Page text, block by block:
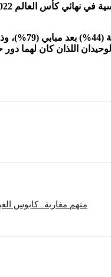
أما على مستوى هداف كأس العالم
الوحيدان اللذان كان لهما
منهم مغاربة.. كابوس